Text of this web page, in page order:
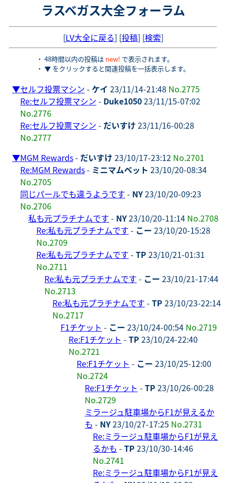
ラスベガス大全フォーラム
[LV大全に戻る] [投稿] [検索]
・ 48時間以内の投稿は new! で表示されます。
・ ▼ をクリックすると関連投稿を一括表示します。
▼セルフ投票マシン - ケイ 23/11/14-21:48 No.2775
Re:セルフ投票マシン - Duke105023/11/15-07:02
No.2776
Re:セルフ投票マシン - だいすけ 23/11/16-00:28
No.2777
▼MGM Rewards- だいすけ 23/10/17-23:12 No.2701
Re:MGM Rewards- ミニマムベット 23/10/20-08:34
No.2705
同じパールでも違うようです - NY23/10/20-09:23
No.2706
私も元プラチナムです - NY23/10/20-11:14 No.2708
Re:私も元プラチナムです - こー 23/10/20-15:28
No.2709
Re:私も元プラチナムです - TP 23/10/21-01:31
No.2711
Re:私も元プラチナムです - こー 23/10/21-17:44
No.2713
Re:私も元プラチナムです - TP 23/10/23-22:14
No.2717
F1チケット - こー 23/10/24-00:54 No.2719
Re:F1チケット - TP 23/10/24-22:40
No.2721
Re:F1チケット - こー 23/10/25-12:00
No.2724
Re:F1チケット - TP 23/10/26-00:28
No.2729
ミラージュ駐車場からF1が見えるか
も - NY23/10/27-17:25 No.2731
Re:ミラージュ駐車場からF1が見え
るかも - TP 23/10/30-14:46
No.2741
Re:ミラージュ駐車場からF1が見え